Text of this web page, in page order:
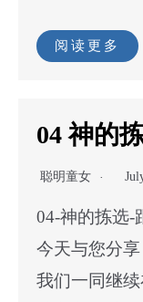
阅读更多
04 神的
聪明童女
04-神的拣选-
今天与您分
我们一同继续